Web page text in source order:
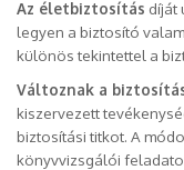
Az életbiztosítás díját
legyen a biztosító
különös tekintettel a
Változnak a
kiszervezett
biztosítási titkot. A
könyvvizsgálói